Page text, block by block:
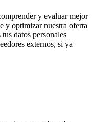
y evaluar mejor
y optimizar nuestra oferta
datos personales
externos, si ya